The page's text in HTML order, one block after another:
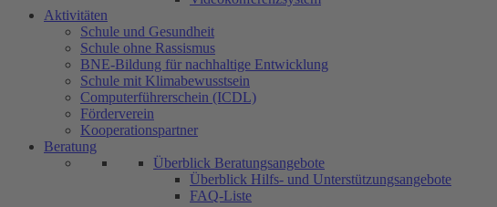
Aktivitäten
Schule und Gesundheit
Schule ohne Rassismus
BNE-Bildung für nachhaltige Entwicklung
Schule mit Klimabewusstsein
Computerführerschein (ICDL)
Förderverein
Kooperationspartner
Beratung
Überblick Beratungsangebote
Überblick Hilfs- und Unterstützungsangebote
FAQ-Liste